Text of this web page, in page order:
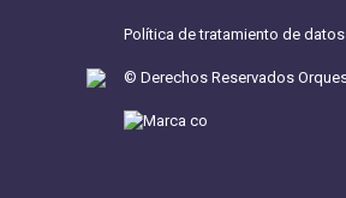
Política de tratamiento de
© Derechos Reservados